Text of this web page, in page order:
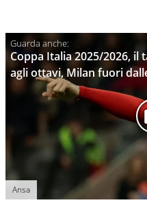
Coppa Italia 2025/2026, il
agli ottavi, Milan fuori
Ansa